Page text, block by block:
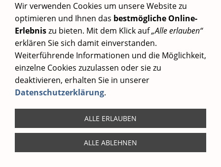
Widerrufsrecht
Datenschutz
Impressum
Wir verwenden Cookies um unsere Website zu
optimieren und Ihnen das bestmögliche Online-
Erlebniszu bieten. Mit dem Klick auf„Alle erlauben“
erklären Sie sich damit einverstanden.
Weiterführende Informationen und die Möglichkeit,
einzelne Cookies zuzulassen oder sie zu
deaktivieren, erhalten Sie in unserer
Datenschutzerklärung.
ALLE ERLAUBEN
ALLE ABLEHNEN